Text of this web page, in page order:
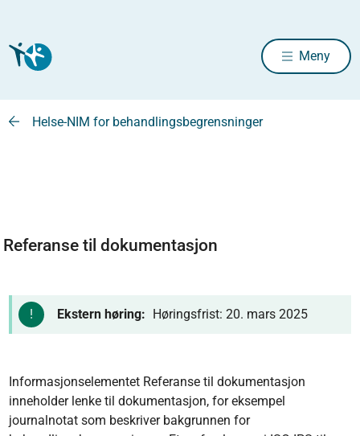
Meny
Helse-NIM for behandlingsbegrensninger
Referanse til dokumentasjon
Ekstern høring: Høringsfrist: 20. mars 2025
Informasjonselementet Referanse til dokumentasjon
inneholder lenke til dokumentasjon, for eksempel
journalnotat som beskriver bakgrunnen for